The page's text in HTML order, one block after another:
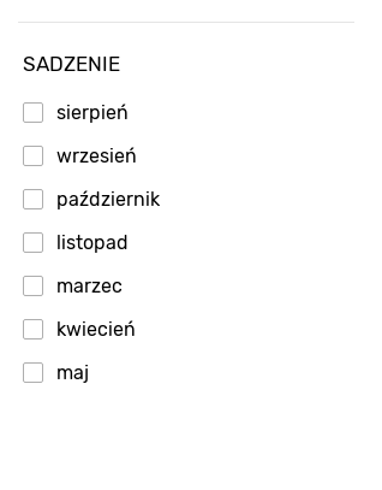
SADZENIE
sierpień
wrzesień
październik
listopad
marzec
kwiecień
maj